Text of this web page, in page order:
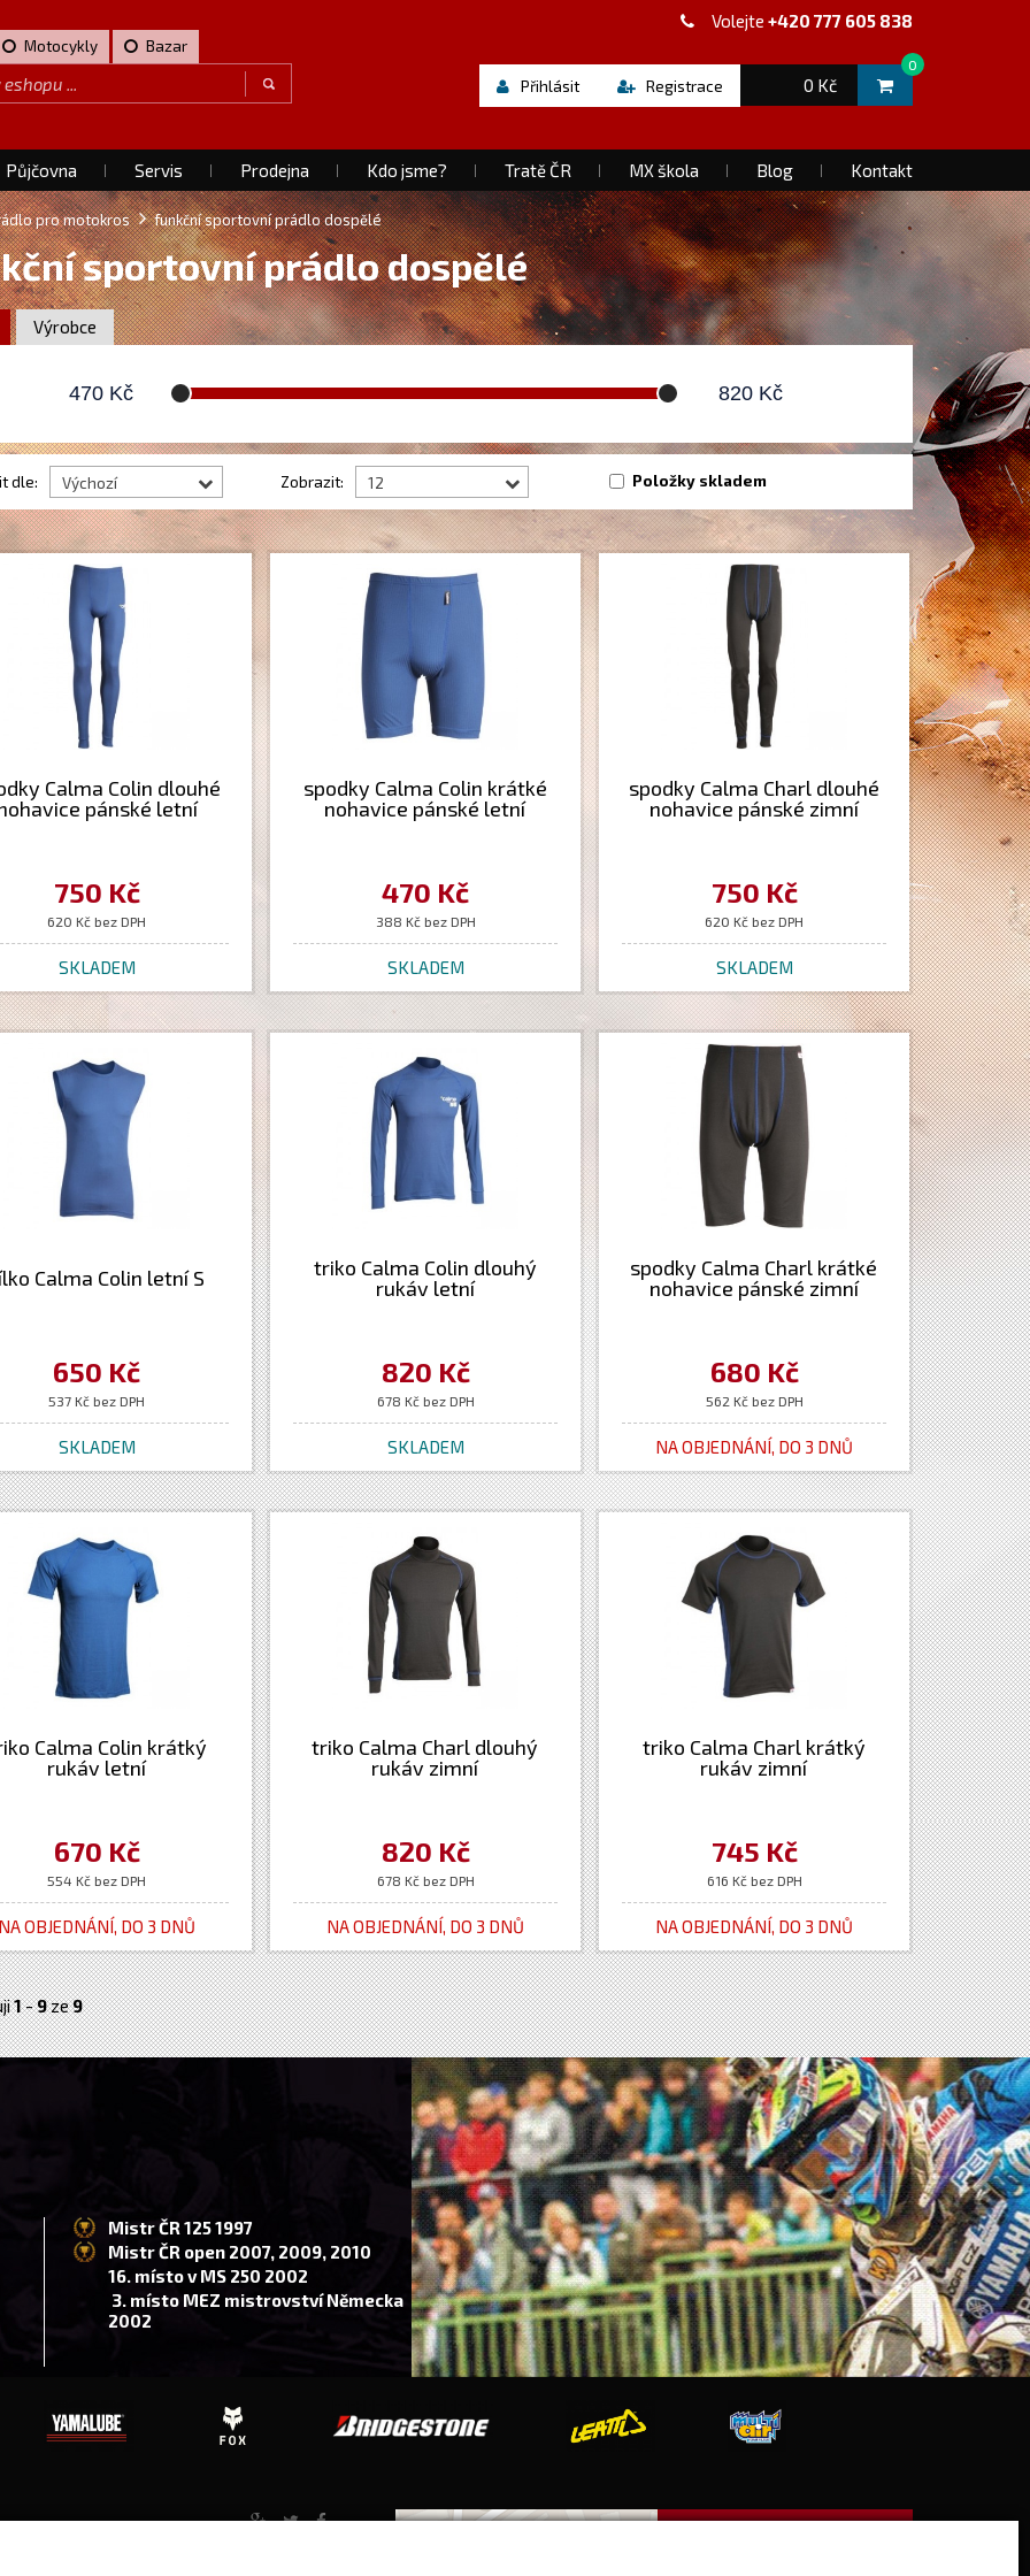
Volejte +420 777 605 838
Motocykly Bazar
0 Kč
0
Přihlásit Registrace
Půjčovna Servis Prodejna Kdo jsme? Tratě ČR MX škola Blog Kontakt
pro motokros funkční sportovní prádlo dospělé
sportovní prádlo dospělé
Výrobce
470 Kč 820Kč
dle: Výchozí Zobrazit: 12 Položky skladem
Calma Colin dlouhé
pánské letní
750 Kč
620 Kč bez DPH
SKLADEM
spodky Calma Colin krátké
nohavice pánské letní
470 Kč
388 Kč bez DPH
SKLADEM
spodky Calma Charl dlouhé
nohavice pánské zimní
750 Kč
620 Kč bez DPH
SKLADEM
Calma Colin letní S
650 Kč
537 Kč bez DPH
SKLADEM
triko Calma Colin dlouhý
rukáv letní
820 Kč
678 Kč bez DPH
SKLADEM
spodky Calma Charl krátké
nohavice pánské zimní
680 Kč
562 Kč bez DPH
NA OBJEDNÁNÍ, DO 3 DNŮ
Calma Colin krátký
rukáv letní
670 Kč
554 Kč bez DPH
OBJEDNÁNÍ, DO 3 DNŮ
triko Calma Charl dlouhý
rukáv zimní
820 Kč
678 Kč bez DPH
NA OBJEDNÁNÍ, DO 3 DNŮ
triko Calma Charl krátký
rukáv zimní
745 Kč
616 Kč bez DPH
NA OBJEDNÁNÍ, DO 3 DNŮ
1-9ze9
Mistr ČR 125 1997
Mistr ČR open 2007, 2009, 2010
16. místo v MS 250 2002
3. místo MEZ mistrovství Německa
2002